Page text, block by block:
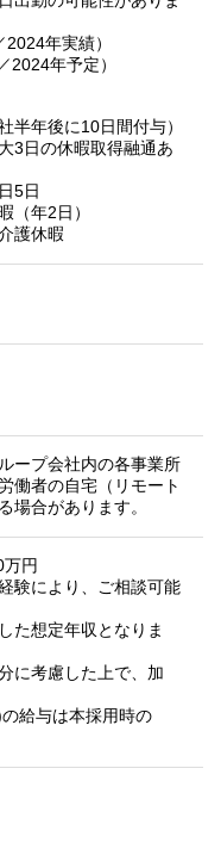
年実績）
年予定）
半年後に10日間付与）
3日の休暇取得融通あ
5日
（年2日）
護休暇
ープ会社内の各事業所
働者の自宅（リモート
場合があります。
円
験により、ご相談可能
た想定年収となりま
に考慮した上で、加
給与は本採用時の